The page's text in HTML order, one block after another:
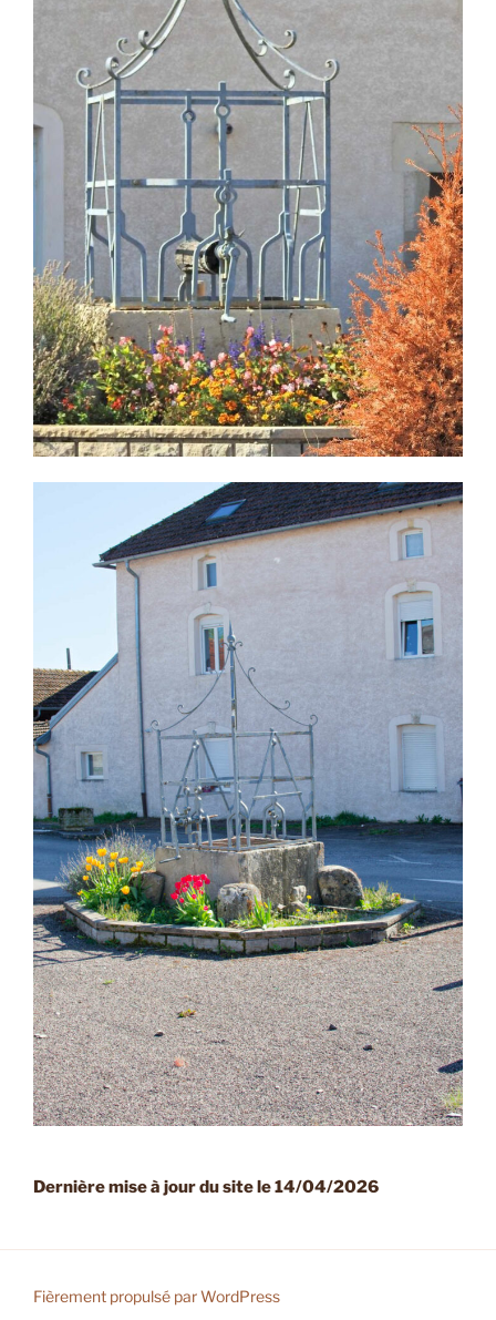
Dernière mise à jour du site le 14/04/2026
Fièrement propulsé par WordPress